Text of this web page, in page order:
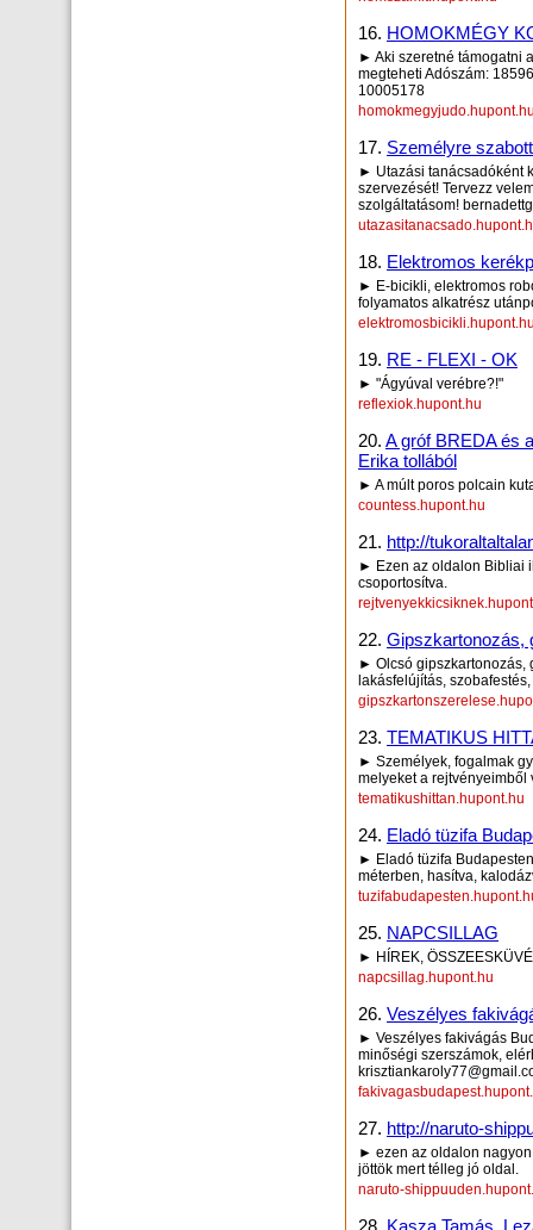
16. HOMOKMÉGY
► Aki szeretné támogatni
megteheti Adószám:
10005178
17. Személyre
► Utazási tanácsadóként
szervezését! Tervezz
szolgáltatásom!
18. Elektromos
► E-bicikli, elektromos
folyamatos alkatrész
19. RE - FLEXI - OK
► "Ágyúval verébre?!"
reflexiok.hupont.hu
20. A gróf BREDA és
Erika tollából
► A múlt poros polcain
countess.hupont.hu
21. http://
► Ezen az oldalon Bibliai
csoportosítva.
22. Gipszkartonozás,
► Olcsó gipszkartonozás,
lakásfelújítás,
23. TEMATIKUS
► Személyek, fogalmak
melyeket a rejtvényeimből
tematikushittan.hupont.hu
24. Eladó tüzifa
► Eladó tüzifa
méterben, hasítva,
25. NAPCSILLAG
► HÍREK,
napcsillag.hupont.hu
26. Veszélyes
► Veszélyes fakivágás
minőségi szerszámok,
27. http://naruto-
► ezen az oldalon
jöttök mert télleg jó oldal.
naruto-
28. Kasza Tamás,